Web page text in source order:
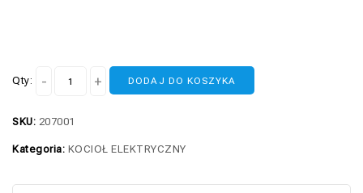
Qty: DODAJ DO KOSZYKA
SKU: 207001
Kategoria: KOCIOŁ ELEKTRYCZNY